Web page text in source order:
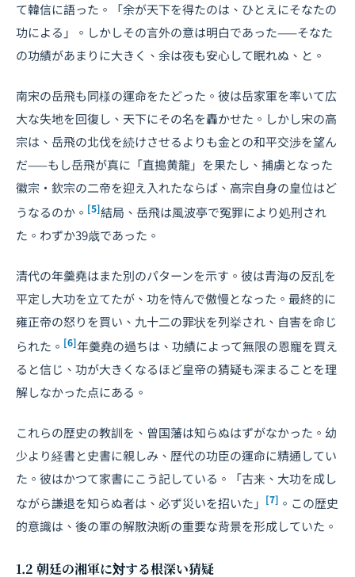
て韓信に語った。「余が天下を得たのは、ひとえにそなたの
功による」。しかしその言外の意は明白であった——そなた
の功績があまりに大きく、余は夜も安心して眠れぬ、と。
南宋の岳飛も同様の運命をたどった。彼は岳家軍を率いて広
大な失地を回復し、天下にその名を轟かせた。しかし宋の高
宗は、岳飛の北伐を続けさせるよりも金との和平交渉を望ん
だ——もし岳飛が真に「直搗黄龍」を果たし、捕虜となった
徽宗・欽宗の二帝を迎え入れたならば、高宗自身の皇位はど
うなるのか。 [5]結局、岳飛は風波亭で冤罪により処刑され
た。わずか39歳であった。
清代の年羹堯はまた別のパターンを示す。彼は青海の反乱を
平定し大功を立てたが、功を恃んで傲慢となった。最終的に
雍正帝の怒りを買い、九十二の罪状を列挙され、自害を命じ
られた。 [6]年羹堯の過ちは、功績によって無限の恩寵を買え
ると信じ、功が大きくなるほど皇帝の猜疑も深まることを理
解しなかった点にある。
これらの歴史の教訓を、曾国藩は知らぬはずがなかった。幼
少より経書と史書に親しみ、歴代の功臣の運命に精通してい
た。彼はかつて家書にこう記している。「古来、大功を成し
ながら謙退を知らぬ者は、必ず災いを招いた」 [7] 。この歴史
的意識は、後の軍の解散決断の重要な背景を形成していた。
1.2 朝廷の湘軍に対する根深い猜疑